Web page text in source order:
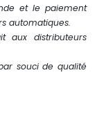
et le paiement
automatiques.
aux distributeurs
souci de qualité